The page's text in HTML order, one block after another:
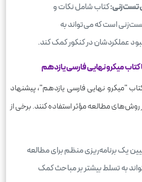
تست‌زنی:کتاب شامل نکات و
است که می‌تواند به
عملکردشان در کنکور کمک کند.
میکرو نهایی فارسی یازدهم
کتاب "میکرو نهایی فارسی یازدهم"، پیشنهاد
مطالعه مؤثر استفاده کنند. برخی از
یک برنامه‌ریزی منظم برای مطالعه
به تسلط بیشتر بر مباحث کمک